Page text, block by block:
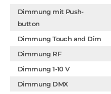
Dimmung mit Push-
button
Dimmung Touch and Dim
Dimmung RF
Dimmung 1-10 V
Dimmung DMX